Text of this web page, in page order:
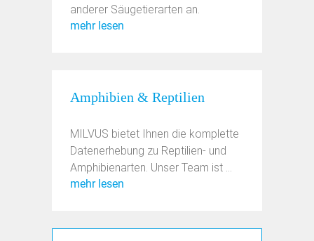
anderer Säugetierarten an.
mehr lesen
Amphibien & Reptilien
MILVUS bietet Ihnen die komplette
Datenerhebung zu Reptilien- und
Amphibienarten. Unser Team ist ...
mehr lesen